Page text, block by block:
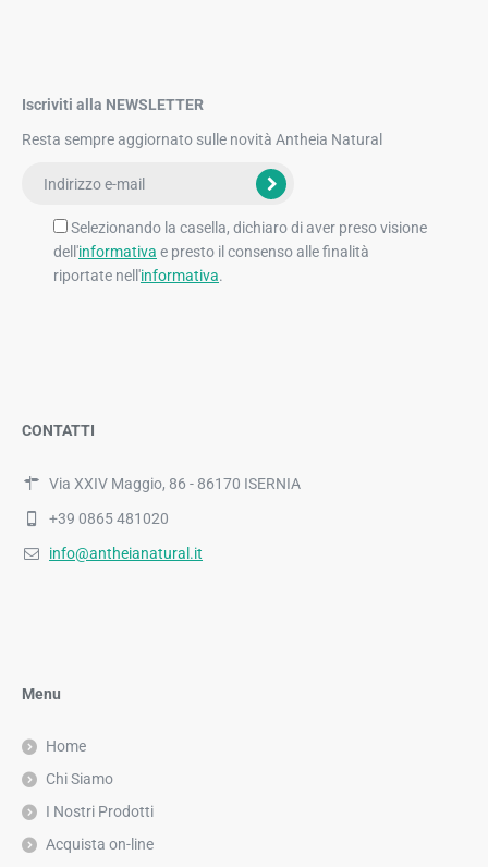
Iscriviti alla NEWSLETTER
Resta sempre aggiornato sulle novità Antheia Natural
Selezionando la casella, dichiaro di aver preso visione
dell'informativa e presto il consenso alle finalità
riportate nell'informativa.
CONTATTI
Via XXIV Maggio, 86 - 86170 ISERNIA
+39 0865 481020
info@antheianatural.it
Menu
Home
Chi Siamo
I Nostri Prodotti
Acquista on-line